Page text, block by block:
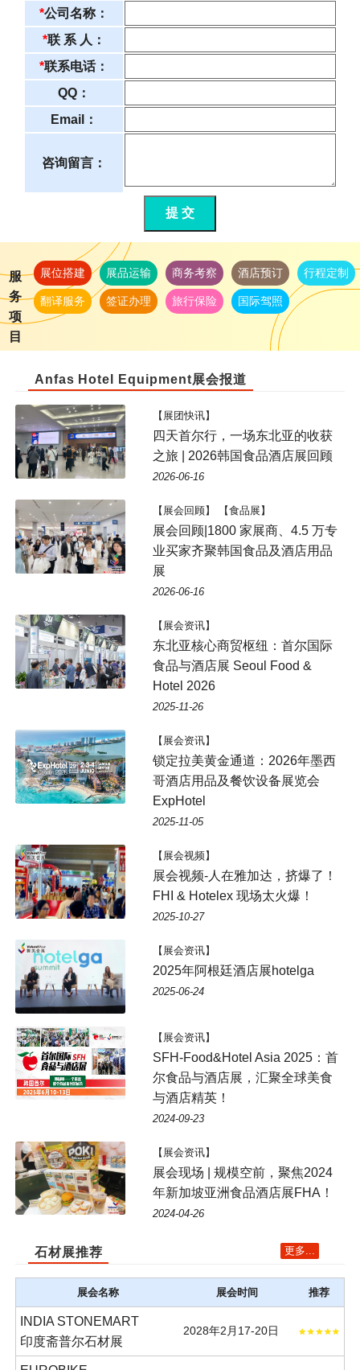
*公司名称：
*联 系 人：
*联系电话：
QQ：
Email：
咨询留言：
提 交
服
务
项
目
展位搭建 展品运输 商务考察 酒店预订 行程定制
翻译服务 签证办理 旅行保险 国际驾照
Anfas Hotel Equipment展会报道
【展团快讯】
四天首尔行，一场东北亚的收获
之旅 | 2026韩国食品酒店展回顾
2026-06-16
【展会回顾】 【食品展】
展会回顾|1800 家展商、4.5 万专
业买家齐聚韩国食品及酒店用品
展
2026-06-16
【展会资讯】
东北亚核心商贸枢纽：首尔国际
食品与酒店展 Seoul Food &
Hotel 2026
2025-11-26
【展会资讯】
锁定拉美黄金通道：2026年墨西
哥酒店用品及餐饮设备展览会
ExpHotel
2025-11-05
【展会视频】
展会视频-人在雅加达，挤爆了！
FHI & Hotelex 现场太火爆！
2025-10-27
【展会资讯】
2025年阿根廷酒店展hotelga
2025-06-24
【展会资讯】
SFH-Food&Hotel Asia 2025：首
尔食品与酒店展，汇聚全球美食
与酒店精英！
2024-09-23
【展会资讯】
展会现场 | 规模空前，聚焦2024
年新加坡亚洲食品酒店展FHA！
2024-04-26
石材展推荐 更多...
展会名称 展会时间 推荐
INDIA STONEMART
印度斋普尔石材展
2028年2月17-20日